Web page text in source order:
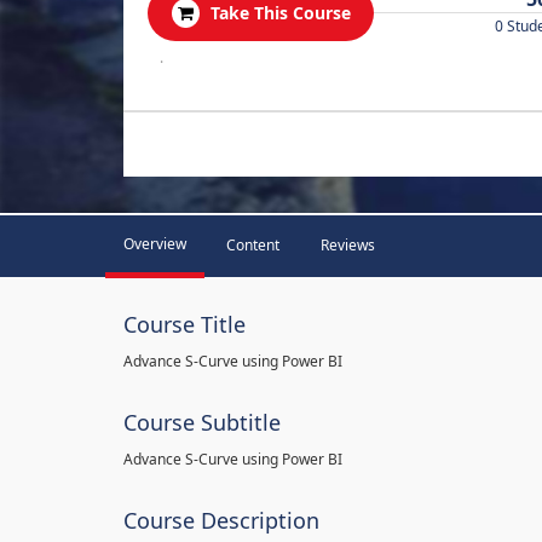
Take This Course
0
.
Overview Content Reviews
Course Title
Advance S-Curve using Power BI
Course Subtitle
Advance S-Curve using Power BI
Course Description